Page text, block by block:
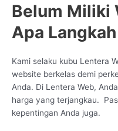
Belum Miliki
Apa
Kami selaku kubu Lentera
website berkelas demi
Anda. Di Lentera Web,
harga yang terjangkau.
kepentingan Anda juga.